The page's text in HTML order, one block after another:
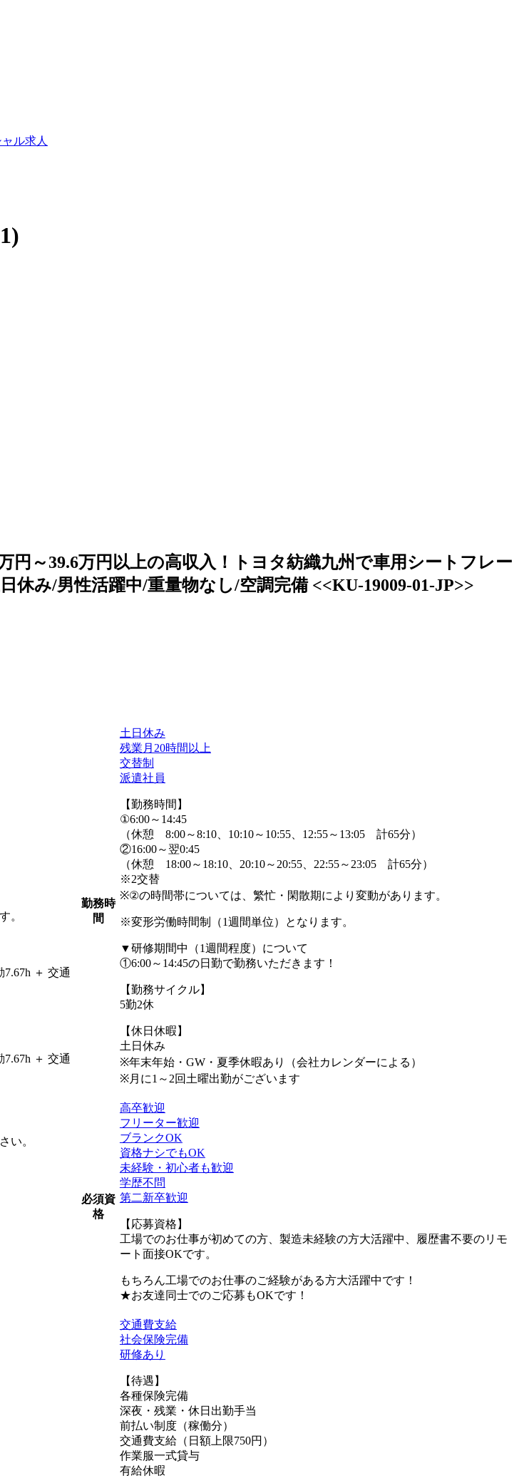
ル求人
円～39.6万円以上の高収入！トヨタ紡織九州で車用シートフレー
休み/男性活躍中/重量物なし/空調完備 <<KU-19009-01-JP>>
。
＋ 交通
＋ 交通
い。
勤務時
間
土日休み
残業月20時間以上
交替制
派遣社員
【勤務時間】
①6:00～14:45
（休憩 8:00～8:10、10:10～10:55、12:55～13:05 計65分）
②16:00～翌0:45
（休憩 18:00～18:10、20:10～20:55、22:55～23:05 計65分）
※2交替
※②の時間帯については、繁忙・閑散期により変動があります。
※変形労働時間制（1週間単位）となります。
▼研修期間中（1週間程度）について
①6:00～14:45の日勤で勤務いただきます！
【勤務サイクル】
5勤2休
【休日休暇】
土日休み
※年末年始・GW・夏季休暇あり（会社カレンダーによる）
※月に1～2回土曜出勤がございます
必須資
格
高卒歓迎
フリーター歓迎
ブランクOK
資格ナシでもOK
未経験・初心者も歓迎
学歴不問
第二新卒歓迎
【応募資格】
工場でのお仕事が初めての方、製造未経験の方大活躍中、履歴書不要のリモ
ート面接OKです。
もちろん工場でのお仕事のご経験がある方大活躍中です！
★お友達同士でのご応募もOKです！
交通費支給
社会保険完備
研修あり
【待遇】
各種保険完備
深夜・残業・休日出勤手当
前払い制度（稼働分）
交通費支給（日額上限750円）
作業服一式貸与
有給休暇